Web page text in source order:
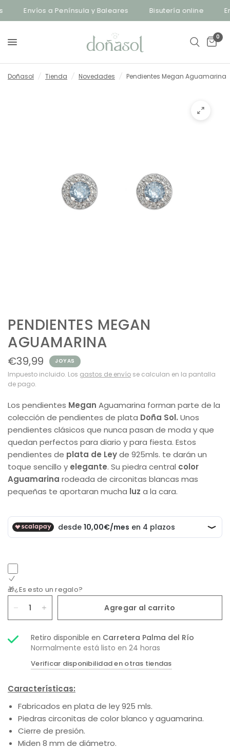
Envíos a Península y Baleares Bisutería online
0
Doñasol / Tienda / Novedades / Pendientes Megan Aguamarina
PENDIENTES MEGAN
AGUAMARINA
€39,99 JOYAS
Impuesto incluido. Los gastos de envío se calculan en la pantalla
de pago.
Los pendientes Megan Aguamarina forman parte de la
colección de pendientes de plata Doña Sol. Unos
pendientes clásicos que nunca pasan de moda y que
quedan perfectos para diario y para fiesta. Estos
pendientes de plata de Leyde 925mls. te darán un
toque sencillo y elegante. Su piedra central color
Aguamarina rodeada de circonitas blancas mas
pequeñas te aportaran mucha luz a la cara.
🎁¿Es esto un regalo?
Agregar al carrito
Retiro disponible en Carretera Palma del Río
Normalmente está listo en 24 horas
Verificar disponibilidad en otras tiendas
Características:
Fabricados en plata de ley 925 mls.
Piedras circonitas de color blanco y aguamarina.
Cierre de presión.
Miden 8 mm de diámetro.